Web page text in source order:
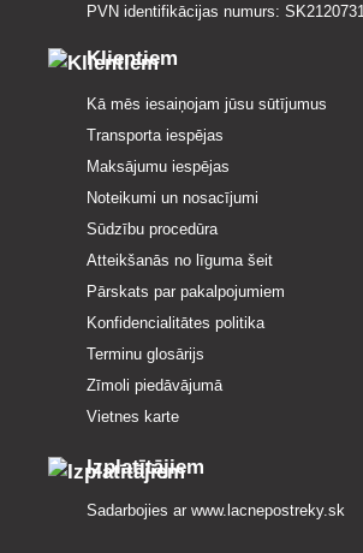
PVN identifikācijas numurs:
Klientiem
Kā mēs iesaiņojam jūsu sūtījumus
Transporta iespējas
Maksājumu iespējas
Noteikumi un nosacījumi
Sūdzību procedūra
Atteikšanās no līguma šeit
Pārskats par pakalpojumiem
Konfidencialitātes politika
Terminu glosārijs
Zīmoli piedāvājumā
Vietnes karte
Izplatītājiem
Sadarbojies ar www.lacnepostreky.sk